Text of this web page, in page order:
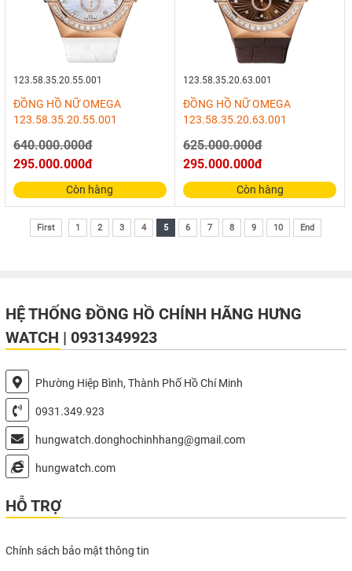
123.58.35.20.55.001
ĐỒNG HỒ NỮ OMEGA
123.58.35.20.55.001
640.000.000đ
295.000.000đ
Còn hàng
123.58.35.20.63.001
ĐỒNG HỒ NỮ OMEGA
123.58.35.20.63.001
625.000.000đ
295.000.000đ
Còn hàng
First 1 2 3 4 5 6 7 8 9 10 End
HỆ THỐNG ĐỒNG HỒ CHÍNH HÃNG HƯNG
WATCH | 0931349923
Phường Hiệp Bình, Thành Phố Hồ Chí Minh
0931.349.923
hungwatch.donghochinhhang@gmail.com
hungwatch.com
HỖ TRỢ
Chính sách bảo mật thông tin